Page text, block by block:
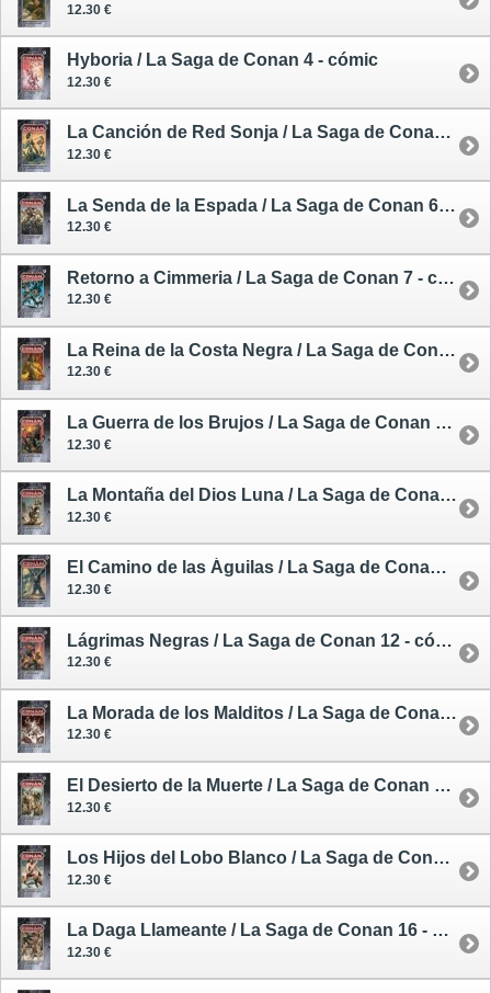
12.30 €
Hyboria / La Saga de Conan 4 - cómic
12.30 €
La Canción de Red Sonja / La Saga de Conan 5 - cómic
12.30 €
La Senda de la Espada / La Saga de Conan 6 - cómic
12.30 €
Retorno a Cimmeria / La Saga de Conan 7 - cómic
12.30 €
La Reina de la Costa Negra / La Saga de Conan 8 - cómic
12.30 €
La Guerra de los Brujos / La Saga de Conan 9 - cómic
12.30 €
La Montaña del Dios Luna / La Saga de Conan 10 - cómic
12.30 €
El Camino de las Águilas / La Saga de Conan 11 - cómic
12.30 €
Lágrimas Negras / La Saga de Conan 12 - cómic
12.30 €
La Morada de los Malditos / La Saga de Conan 13 - cómic
12.30 €
El Desierto de la Muerte / La Saga de Conan 14 - cómic
12.30 €
Los Hijos del Lobo Blanco / La Saga de Conan 15 - cómic
12.30 €
La Daga Llameante / La Saga de Conan 16 - cómic
12.30 €